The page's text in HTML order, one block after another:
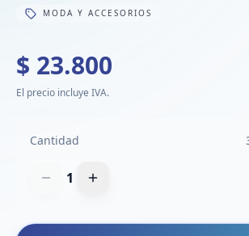
MODA Y ACCESORIOS
$ 23.800
El precio incluye IVA.
Cantidad
1